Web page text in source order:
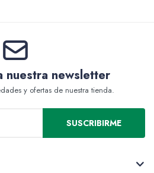
nuestra newsletter
y ofertas de nuestra tienda.
SUSCRIBIRME